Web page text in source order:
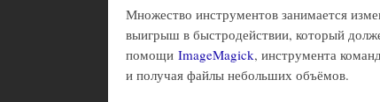
Множество инструментов занимается
выигрыш в быстродействии, который
помощи ImageMagick, инструмента
и получая файлы небольших объёмов.